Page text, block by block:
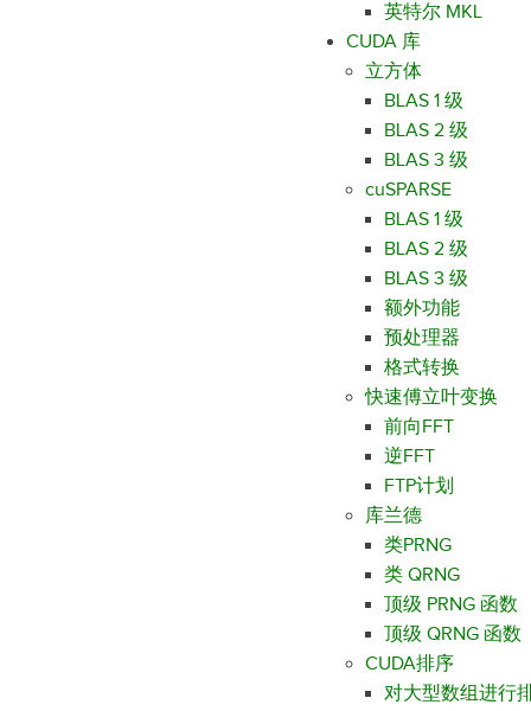
英特尔 MKL
CUDA 库
立方体
BLAS 1 级
BLAS 2 级
BLAS 3 级
cuSPARSE
BLAS 1 级
BLAS 2 级
BLAS 3 级
额外功能
预处理器
格式转换
快速傅立叶变换
前向FFT
逆FFT
FTP计划
库兰德
类PRNG
类 QRNG
顶级 PRNG 函数
顶级 QRNG 函数
CUDA排序
对大型数组进行